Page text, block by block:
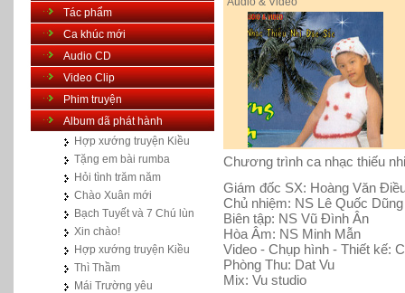
Tác phẩm
Ca khúc mới
Audio CD
Video Clip
Phim truyện
Album dã phát hành
Hợp xướng truyện Kiều
Tặng em bài rumba
Hỏi tình trăm năm
Chào Xuân mới
Bạch Tuyết và 7 Chú lùn
Xin chào!
Hợp xướng truyện Kiều
Thì Thầm
Mái Trường yêu
Chương trình ca nhạc thiếu
Giám đốc SX: Hoàng Văn
Chủ nhiệm: NS Lê Quốc Dũng
Biên tập: NS Vũ Đình Ân
Hòa Âm: NS Minh Mẫn
Video - Chụp hình - Thiết kế:
Phòng Thu: Dat Vu
Mix: Vu studio